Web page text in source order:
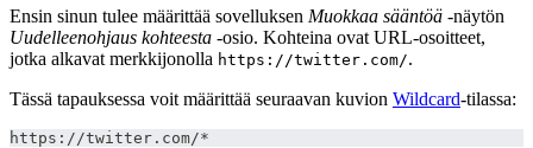
Ensin sinun tulee määrittää sovelluksen Muokkaa sääntöä -näytön
Uudelleenohjaus kohteesta -osio. Kohteina ovat URL-osoitteet,
jotka alkavat merkkijonolla https://twitter.com/.
Tässä tapauksessa voit määrittää seuraavan kuvion Wildcard-tilassa:
https://twitter.com/*